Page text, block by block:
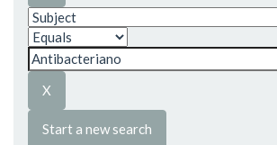
Start a new search